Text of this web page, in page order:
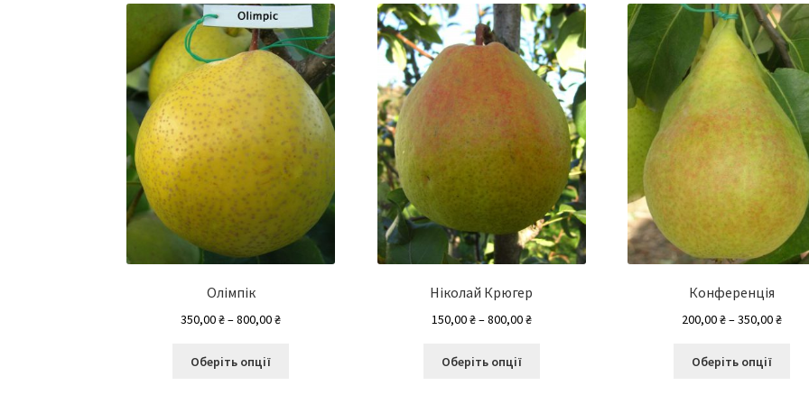
Олімпік
350,00₴–800,00₴Діапазон
Оберіть опції
Ніколай Крюгер
150,00₴–800,00₴Діапазон
Оберіть опції
Конференція
200,00₴–350,00₴
Оберіть опції